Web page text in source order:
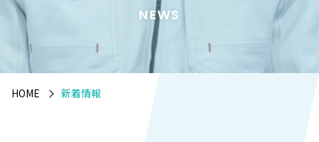
NEWS
HOME 新着情報